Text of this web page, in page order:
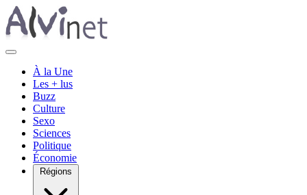
À la Une
Les + lus
Buzz
Culture
Sexo
Sciences
Politique
Économie
Régions